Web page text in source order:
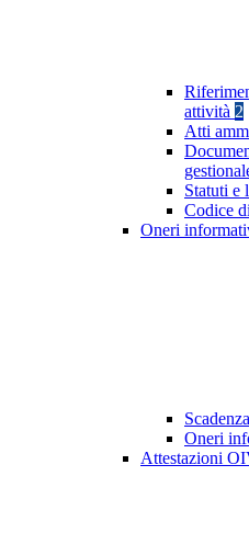
attività 2
Atti
Statuti e
Codice
Oneri
Oneri
Attestazioni